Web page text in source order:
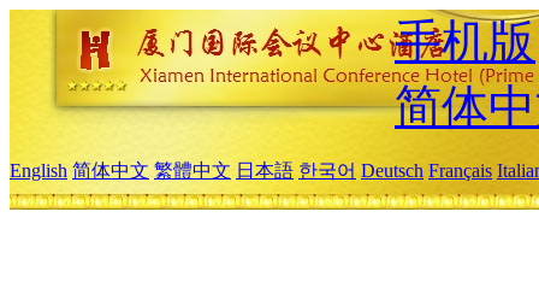
手机版
简体
English 简体中文 繁體中文 日本語 한국어 Deutsch Français